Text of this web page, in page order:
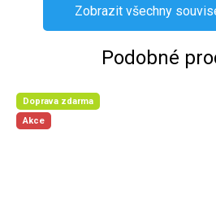
Zobrazit všechny
Podobné
Doprava zdarma
Akce